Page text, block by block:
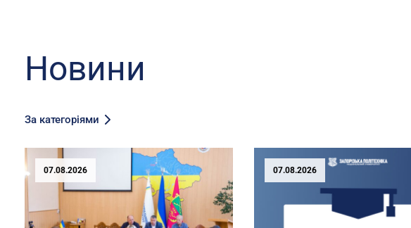
Новини
За категоріями
07.08.2026 07.08.2026